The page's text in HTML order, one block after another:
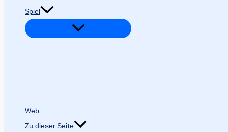
Spiel
Web
Zu dieser Seite